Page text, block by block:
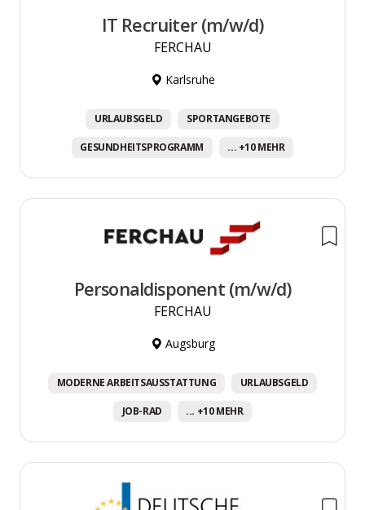
IT Recruiter (m/w/d)
FERCHAU
Karlsruhe
URLAUBSGELD SPORTANGEBOTE
GESUNDHEITSPROGRAMM ... +10 MEHR
Personaldisponent (m/w/d)
FERCHAU
Augsburg
MODERNE ARBEITSAUSSTATTUNG URLAUBSGELD
JOB-RAD ... +10 MEHR